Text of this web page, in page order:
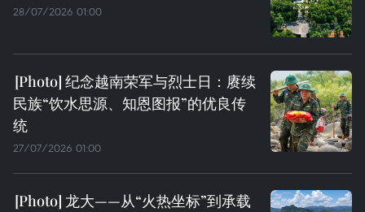
28/07/2026 01:00
纪念越南荣军与烈士日：赓续
民族“饮水思源、知恩图报”的优良传
统
27/07/2026 01:00
龙大——从“火热坐标”到承载